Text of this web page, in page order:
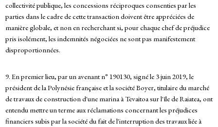
collectivité publique, les concessions réciproques consenties par les
parties dans le cadre de cette transaction doivent être appréciées de
manière globale, et non en recherchant si, pour chaque chef de préjudice
pris isolément, les indemnités négociées ne sont pas manifestement
disproportionnées.
9. En premier lieu, par un avenant n° 190130, signé le 3 juin 2019, le
président de la Polynésie française et la société Boyer, titulaire du marché
de travaux de construction d'une marina à Tevaitoa sur l'île de Raiatea, ont
entendu mettre un terme aux réclamations concernant les préjudices
financiers subis par la société du fait de l'interruption des travaux liée à